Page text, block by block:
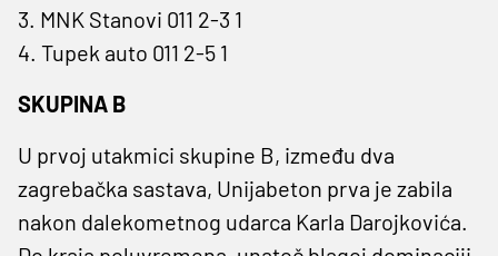
3. MNK Stanovi 011 2-3 1
4. Tupek auto 011 2-5 1
SKUPINA B
U prvoj utakmici skupine B, između dva
zagrebačka sastava, Unijabeton prva je zabila
nakon dalekometnog udarca Karla Darojkovića.